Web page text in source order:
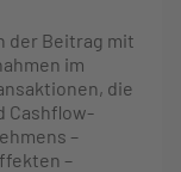
der Beitrag mit
im
die
Cashflow-
–
–